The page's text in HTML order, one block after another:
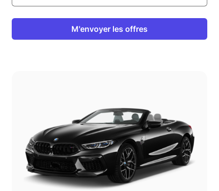
M'envoyer les offres